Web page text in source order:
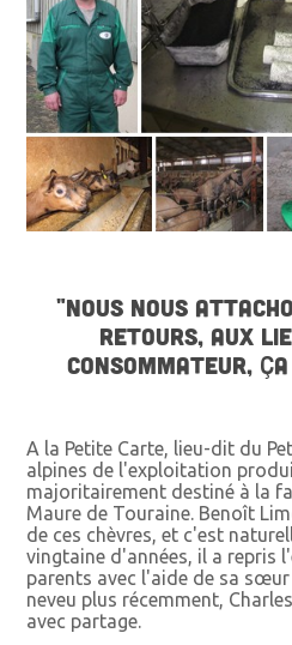
"NOUS NOUS
RETOURS, AUX
CONSOMMATEUR,
A la Petite Carte, lieu-dit du
alpines de l'exploitation
majoritairement destiné à la
Maure de Touraine. Benoît
de ces chèvres, et c'est
vingtaine d'années, il a repris
parents avec l'aide de sa
neveu plus récemment,
avec partage.